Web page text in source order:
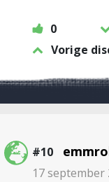
0
Vorige
#10
17 september